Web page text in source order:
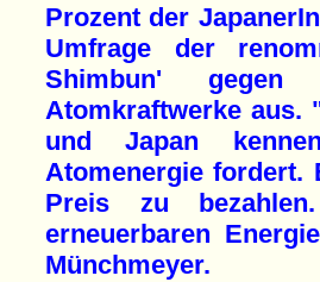
Prozent der
Umfrage der
Shimbun' gegen
Atomkraftwerke aus.
und Japan
Atomenergie fordert.
Preis zu
erneuerbaren
Münchmeyer.